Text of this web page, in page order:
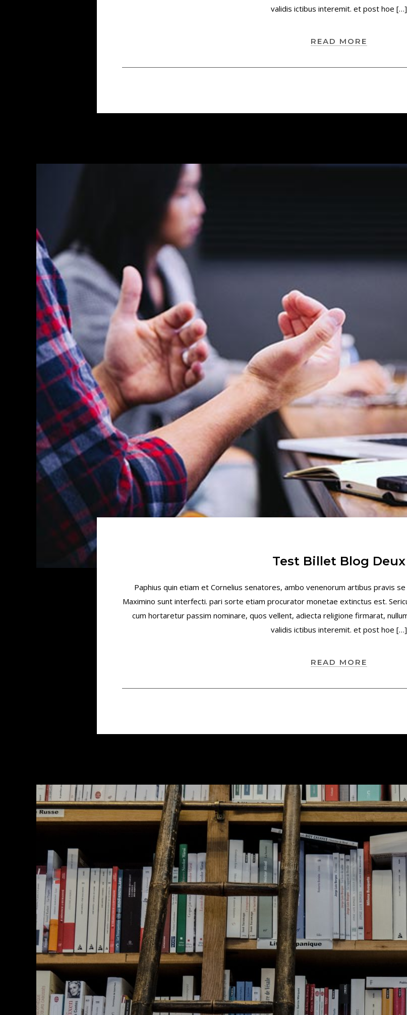
validis ictibus interemit. et post hoe […]
READ MORE
Test Billet Blog Deux
Paphius quin etiam et Cornelius senatores, ambo venenorum artibus pravis
Maximino sunt interfecti. pari sorte etiam procurator monetae extinctus est.
cum hortaretur passim nominare, quos vellent, adiecta religione firmarat,
validis ictibus interemit. et post hoe […]
READ MORE